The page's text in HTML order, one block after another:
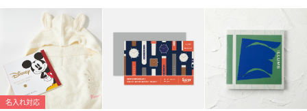
タオル
ビューティー